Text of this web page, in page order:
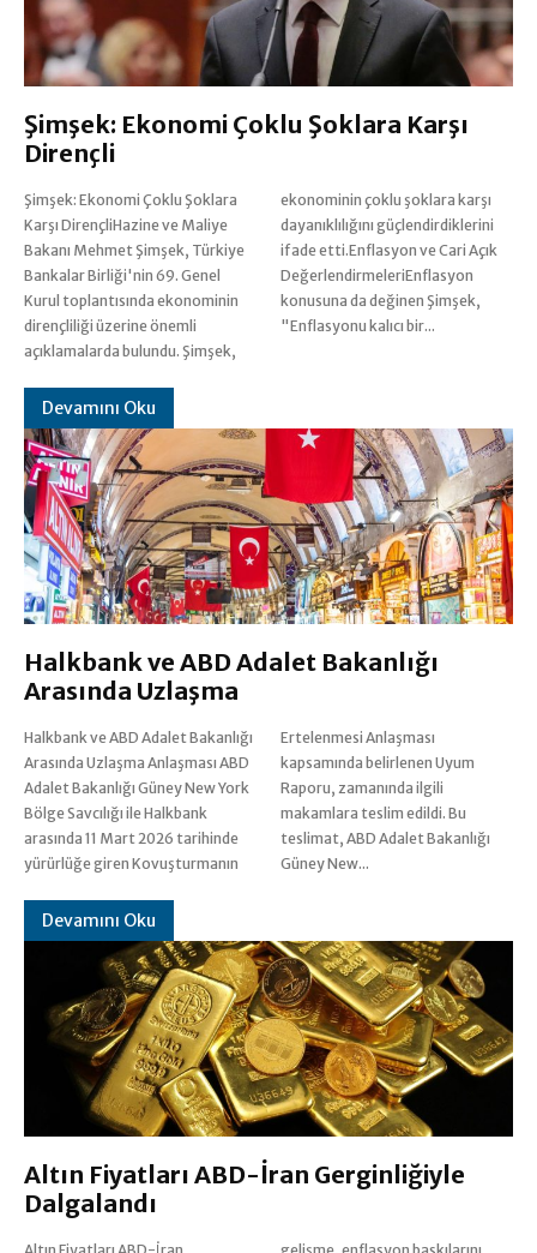
Şimşek: Ekonomi Çoklu Şoklara Karşı
Dirençli
Şimşek: Ekonomi Çoklu Şoklara
Karşı DirençliHazine ve Maliye
Bakanı Mehmet Şimşek, Türkiye
Bankalar Birliği'nin 69. Genel
Kurul toplantısında ekonominin
dirençliliği üzerine önemli
açıklamalarda bulundu. Şimşek,
ekonominin çoklu şoklara karşı
dayanıklılığını güçlendirdiklerini
ifade etti.Enflasyon ve Cari Açık
DeğerlendirmeleriEnflasyon
konusuna da değinen Şimşek,
"Enflasyonu kalıcı bir...
Devamını Oku
Halkbank ve ABD Adalet Bakanlığı
Arasında Uzlaşma
Halkbank ve ABD Adalet Bakanlığı
Arasında Uzlaşma Anlaşması ABD
Adalet Bakanlığı Güney New York
Bölge Savcılığı ile Halkbank
arasında 11 Mart 2026 tarihinde
yürürlüğe giren Kovuşturmanın
Ertelenmesi Anlaşması
kapsamında belirlenen Uyum
Raporu, zamanında ilgili
makamlara teslim edildi. Bu
teslimat, ABD Adalet Bakanlığı
Güney New...
Devamını Oku
Altın Fiyatları ABD-İran Gerginliğiyle
Dalgalandı